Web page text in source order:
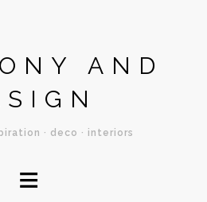
AND
· deco · interiors
≡